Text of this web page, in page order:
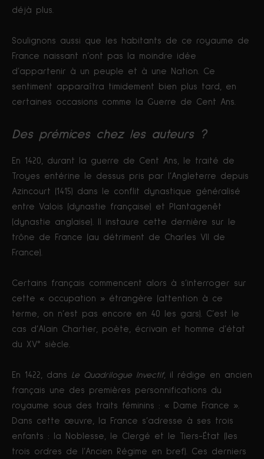
déjà plus.
Soulignons aussi que les habitants de ce royaume de
France naissant n’ont pas la moindre idée
d’appartenir à un peuple et à une Nation. Ce
sentiment apparaîtra timidement bien plus tard, en
certaines occasions comme la Guerre de Cent Ans.
Des prémices chez les auteurs ?
En 1420, durant la guerre de Cent Ans, le traité de
Troyes entérine le dessus pris par l’Angleterre depuis
Azincourt (1415) dans le conflit dynastique généralisé
entre Valois (dynastie française) et Plantagenêt
(dynastie anglaise). Il instaure cette dernière sur le
trône de France (au détriment de Charles VII de
France).
Certains français commencent alors à s’interroger sur
cette « occupation » étrangère (attention à ce
terme, on n’est pas encore en 40 les gars). C’est le
cas d’Alain Chartier, poète, écrivain et homme d’état
du XV° siècle.
En 1422, dans Le Quadrilogue Invectif, il rédige en ancien
français une des premières personnifications du
royaume sous des traits féminins : « Dame France ».
Dans cette œuvre, la France s’adresse à ses trois
enfants : la Noblesse, le Clergé et le Tiers-État (les
trois ordres de l’Ancien Régime en bref). Ces derniers